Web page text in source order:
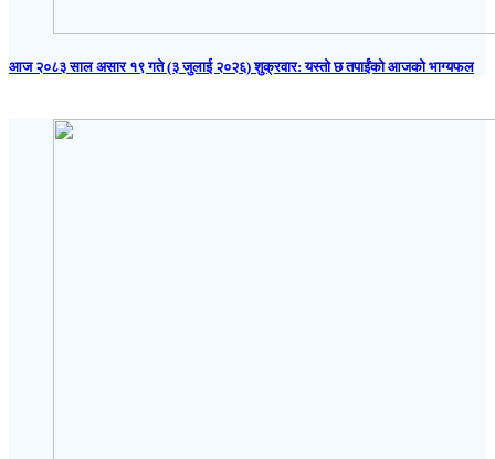
आज २०८३ साल असार १९ गते (३ जुलाई २०२६) शुक्रवार: यस्तो छ तपाईंको आजको भाग्यफल